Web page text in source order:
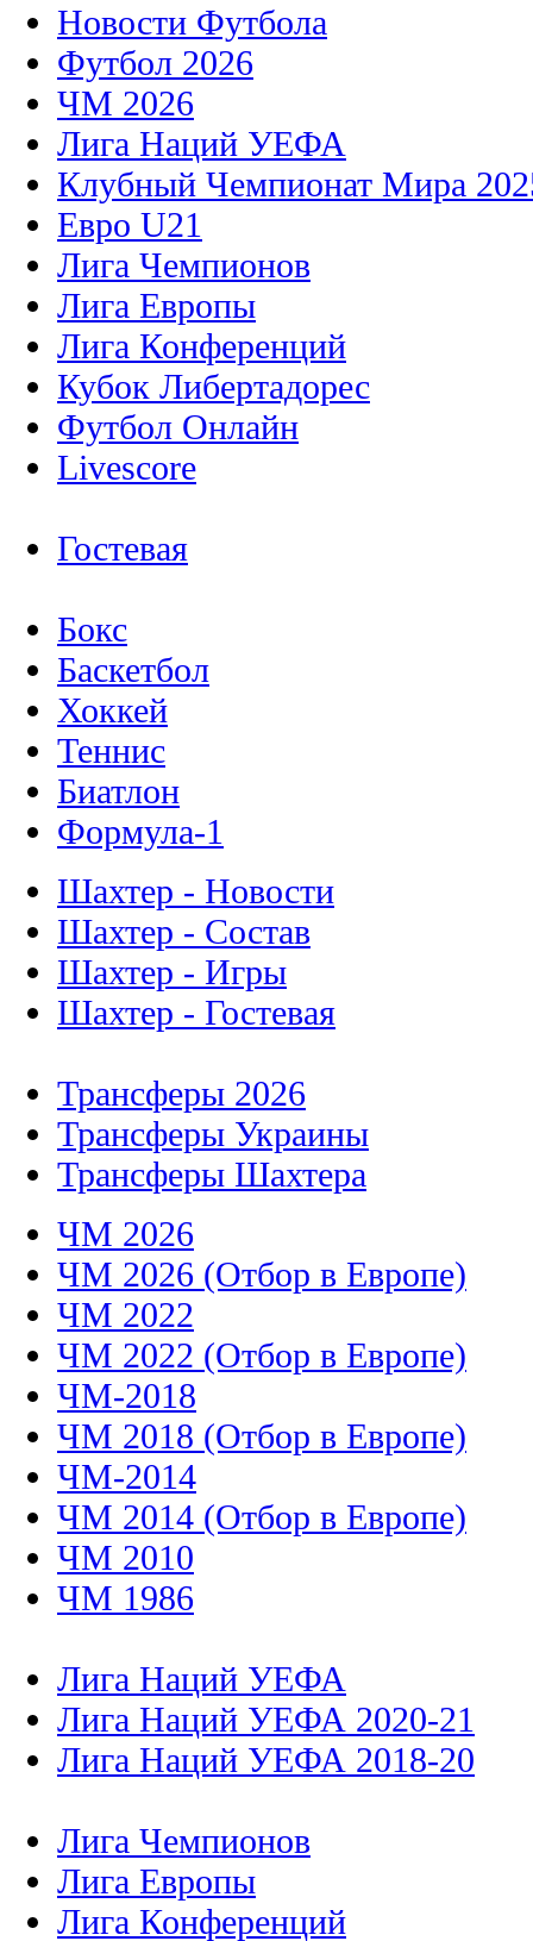
Новости Футбола
Футбол 2026
ЧМ 2026
Лига Наций УЕФА
Клубный Чемпионат Мира
Евро U21
Лига Чемпионов
Лига Европы
Лига Конференций
Кубок Либертадорес
Футбол Онлайн
Livescore
Гостевая
Бокс
Баскетбол
Хоккей
Теннис
Биатлон
Формула-1
Шахтер - Новости
Шахтер - Состав
Шахтер - Игры
Шахтер - Гостевая
Трансферы 2026
Трансферы Украины
Трансферы Шахтера
ЧМ 2026
ЧМ 2026 (Отбор в Европе)
ЧМ 2022
ЧМ 2022 (Отбор в Европе)
ЧМ-2018
ЧМ 2018 (Отбор в Европе)
ЧМ-2014
ЧМ 2014 (Отбор в Европе)
ЧМ 2010
ЧМ 1986
Лига Наций УЕФА
Лига Наций УЕФА 2020-21
Лига Наций УЕФА 2018-20
Лига Чемпионов
Лига Европы
Лига Конференций